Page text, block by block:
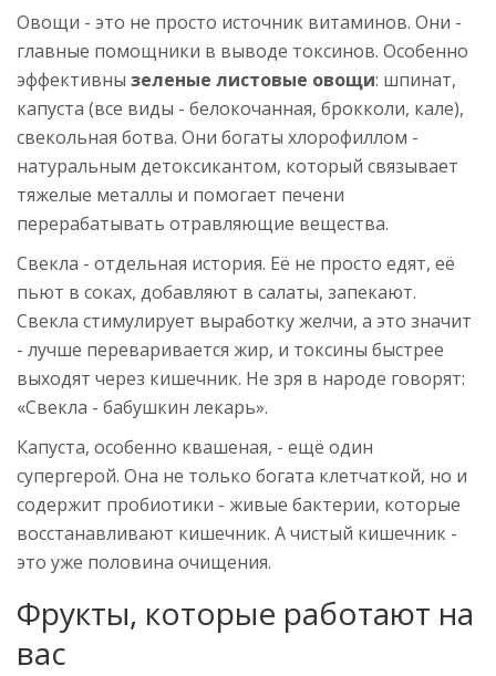
Овощи - это не просто источник витаминов. Они -
главные помощники в выводе токсинов. Особенно
эффективны зеленые листовые овощи: шпинат,
капуста (все виды - белокочанная, брокколи, кале),
свекольная ботва. Они богаты хлорофиллом -
натуральным детоксикантом, который связывает
тяжелые металлы и помогает печени
перерабатывать отравляющие вещества.
Свекла - отдельная история. Её не просто едят, её
пьют в соках, добавляют в салаты, запекают.
Свекла стимулирует выработку желчи, а это значит
- лучше переваривается жир, и токсины быстрее
выходят через кишечник. Не зря в народе говорят:
«Свекла - бабушкин лекарь».
Капуста, особенно квашеная, - ещё один
супергерой. Она не только богата клетчаткой, но и
содержит пробиотики - живые бактерии, которые
восстанавливают кишечник. А чистый кишечник -
это уже половина очищения.
Фрукты, которые работают на
вас